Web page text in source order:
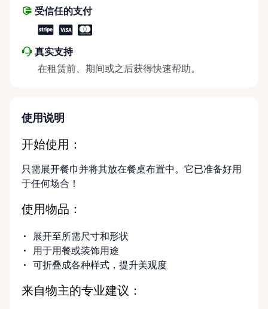
share instead of buy, we’re all doing our part to
make things easier on Mother Nature.
受信任的支付
真实支持
在租赁前、期间或之后获得快速帮助。
使用说明
开始使用：
只需展开餐巾并将其放在餐桌布置中。它已准备好用
于任何场合！
使用物品：
展开至所需尺寸和形状
用于用餐或装饰用途
可折叠成各种样式，提升美观度
来自物主的专业建议：